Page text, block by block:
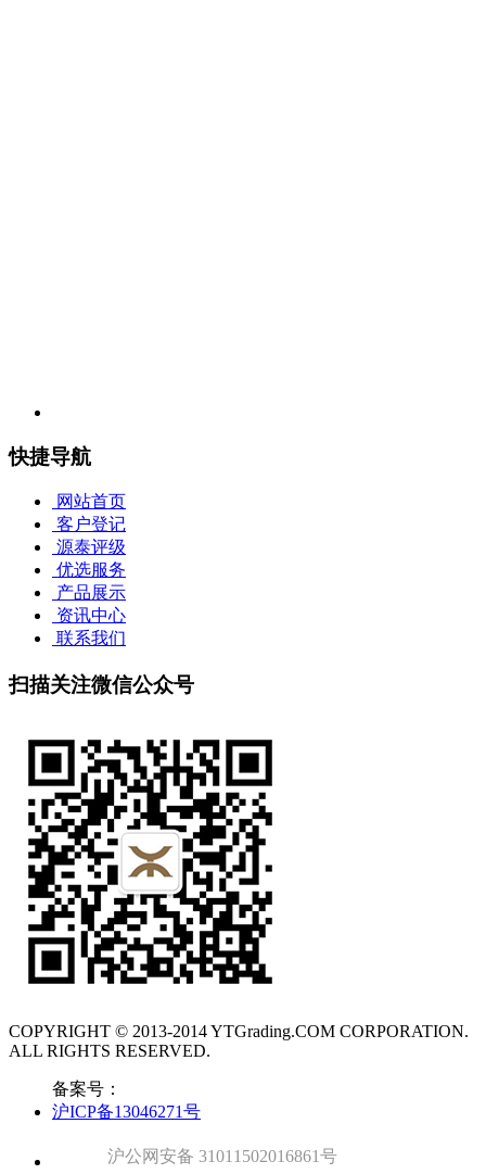
快捷导航
网站首页
客户登记
源泰评级
优选服务
产品展示
资讯中心
联系我们
扫描关注微信公众号
COPYRIGHT © 2013-2014 YTGrading.COM CORPORATION.
ALL RIGHTS RESERVED.
备案号：
沪ICP备13046271号
沪公网安备 31011502016861号